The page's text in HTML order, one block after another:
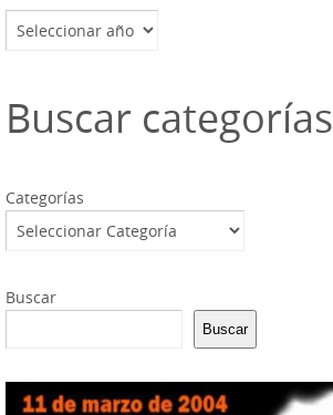
Archivos
Buscar categorías
Categorías
Buscar
Buscar